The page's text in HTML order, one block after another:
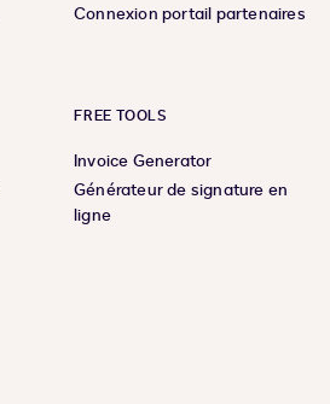
Connexion portail partenaires
FREE TOOLS
Invoice Generator
Générateur de signature en
ligne